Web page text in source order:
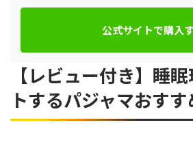
公式サイトで購入
【レビュー付き】睡
トするパジャマおす